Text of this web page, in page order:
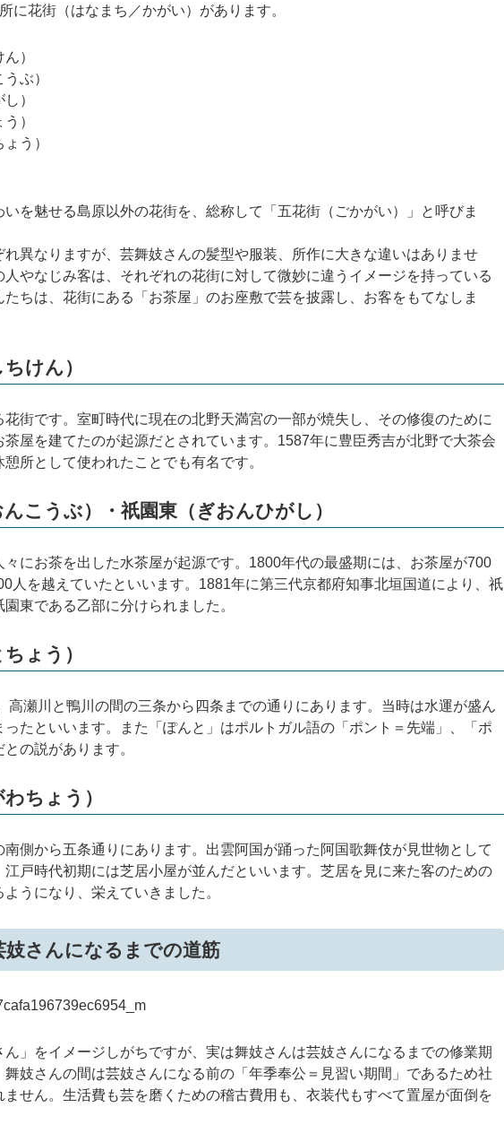
に花街（はなまち／かがい）があります。
）
ぶ）
）
）
う）
を魅せる島原以外の花街を、総称して「五花街（ごかがい）」と呼びま
異なりますが、芸舞妓さんの髪型や服装、所作に大きな違いはありませ
人やなじみ客は、それぞれの花街に対して微妙に違うイメージを持っている
たちは、花街にある「お茶屋」のお座敷で芸を披露し、お客をもてなしま
けん）
街です。室町時代に現在の北野天満宮の一部が焼失し、その修復のために
屋を建てたのが起源だとされています。1587年に豊臣秀吉が北野で大茶会
所として使われたことでも有名です。
こうぶ）・祇園東（ぎおんひがし）
々にお茶を出した水茶屋が起源です。1800年代の最盛期には、お茶屋が700
人を越えていたといいます。1881年に第三代京都府知事北垣国道により、祇
東である乙部に分けられました。
ょう）
高瀬川と鴨川の間の三条から四条までの通りにあります。当時は水運が盛ん
ったといいます。また「ぽんと」はポルトガル語の「ポント＝先端」、「ポ
の説があります。
ちょう）
側から五条通りにあります。出雲阿国が踊った阿国歌舞伎が見世物として
戸時代初期には芝居小屋が並んだといいます。芝居を見に来た客のための
うになり、栄えていきました。
妓さんになるまでの道筋
」をイメージしがちですが、実は舞妓さんは芸妓さんになるまでの修業期
舞妓さんの間は芸妓さんになる前の「年季奉公＝見習い期間」であるため社
せん。生活費も芸を磨くための稽古費用も、衣装代もすべて置屋が面倒を